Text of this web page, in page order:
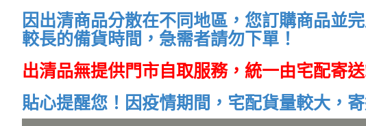
因出清商品分散在不同地區，您訂購商品並
較長的備貨時間，急需者請勿下單！
出清品無提供門市自取服務，統一由宅配寄
貼心提醒您！因疫情期間，宅配貨量較大，